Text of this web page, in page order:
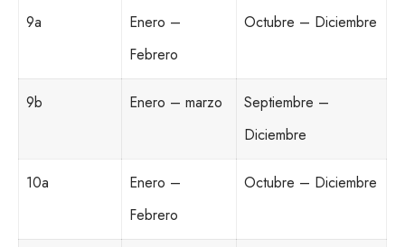
9a
Enero –
Febrero
Octubre – Diciembre
9b Enero – marzo
Septiembre –
Diciembre
10a
Enero –
Febrero
Octubre – Diciembre